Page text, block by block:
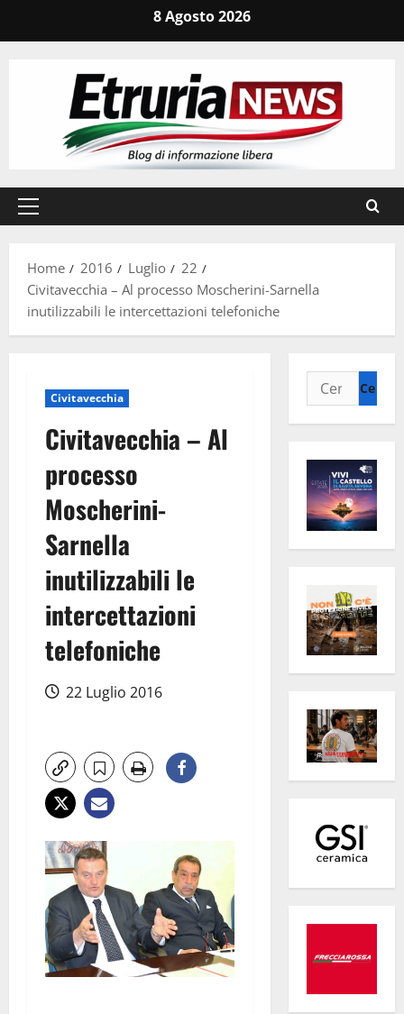
8 Agosto 2026
Menu
Home
2016 Luglio
22
Civitavecchia – Al processo Moscherini-Sarnella
inutilizzabili le intercettazioni telefoniche
Civitavecchia
Civitavecchia – Al
processo
Moscherini-
Sarnella
inutilizzabili le
intercettazioni
telefoniche
22 Luglio 2016
Ricerca
per: